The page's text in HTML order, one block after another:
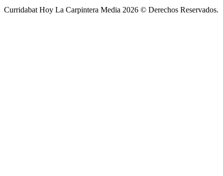
Curridabat Hoy La Carpintera Media 2026 © Derechos Reservados.